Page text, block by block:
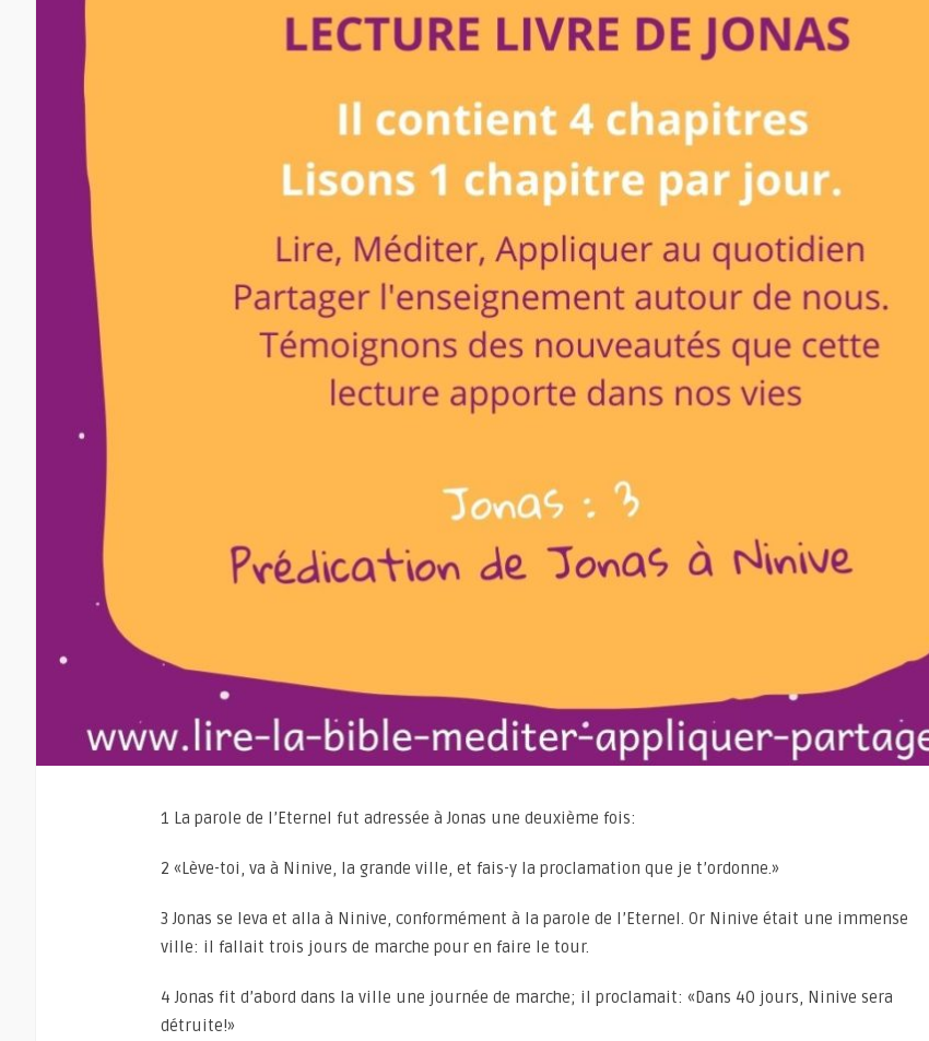
1 La parole de l’Eternel fut adressée à Jonas une deuxième fois:
2 «Lève-toi, va à Ninive, la grande ville, et fais-y la proclamation que je t’ordonne.»
3 Jonas se leva et alla à Ninive, conformément à la parole de l’Eternel. Or Ninive était une immense
ville: il fallait trois jours de marche pour en faire le tour.
4 Jonas fit d’abord dans la ville une journée de marche; il proclamait: «Dans 40 jours, Ninive sera
détruite!»